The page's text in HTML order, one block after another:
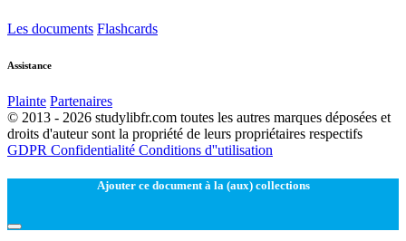
Les documents Flashcards
Assistance
Plainte Partenaires
© 2013 - 2026 studylibfr.com toutes les autres marques déposées et
droits d'auteur sont la propriété de leurs propriétaires respectifs
GDPR Confidentialité Conditions d''utilisation
Ajouter ce document à la (aux) collections